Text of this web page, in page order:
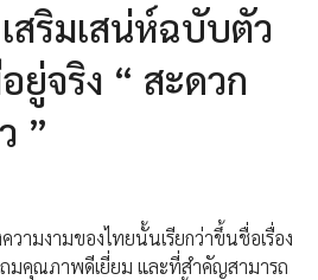
สริมเสน่ห์ฉบับตัว
ยู่จริง “ สะดวก
”
ความงามของไทยนั้นเรียกว่าขึ้นชื่อเรื่อง
ถมคุณภาพดีเยี่ยม และที่สำคัญสามารถ